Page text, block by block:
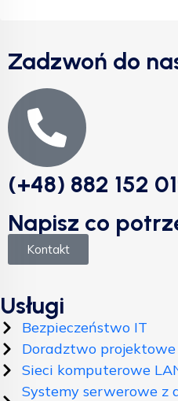
Zadzwoń do
(+48) 882 152
Napisz co
Kontakt
Usługi
Bezpieczeństwo IT
Doradztwo projektowe
Sieci komputerowe
Systemy serwerowe z